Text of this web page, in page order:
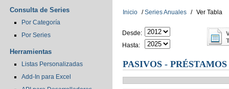
Consulta de Series
Por Categoría
Por Series
Herramientas
Listas Personalizadas
Add-In para Excel
Inicio / Series Anuales / Ver Tabla
Desde:
Hasta:
PASIVOS -